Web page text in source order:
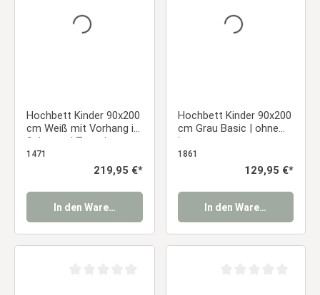
Hochbett Kinder 90x200
cm Weiß mit Vorhang in
Schwarz | Turm |
Rutsche | ohne
1471
Regulärer Preis:
219,95 €*
In den Warenkorb
Hochbett Kinder 90x200
cm Grau Basic | ohne
Lattenrost
1861
Regulärer Preis:
129,95 €*
In den Warenkorb